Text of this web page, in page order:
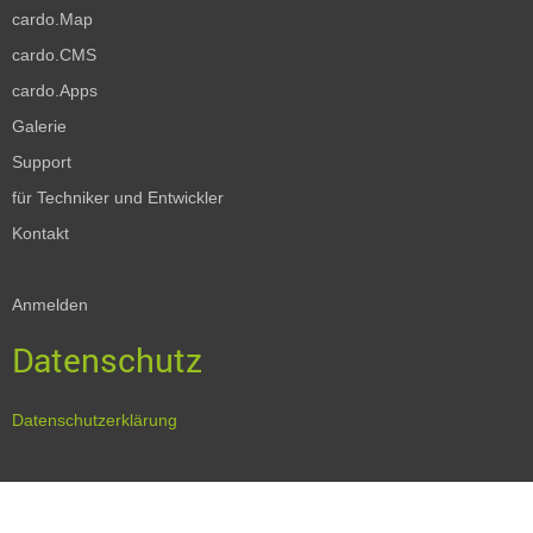
cardo.Map
cardo.CMS
cardo.Apps
Galerie
Support
für Techniker und Entwickler
Kontakt
Anmelden
Datenschutz
Datenschutzerklärung